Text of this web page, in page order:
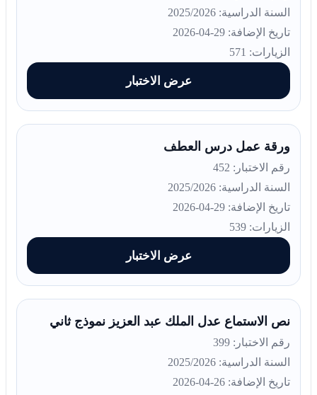
السنة الدراسية: 2025/2026
تاريخ الإضافة: 29-04-2026
الزيارات: 571
عرض الاختبار
ورقة عمل درس العطف
رقم الاختبار: 452
السنة الدراسية: 2025/2026
تاريخ الإضافة: 29-04-2026
الزيارات: 539
عرض الاختبار
نص الاستماع عدل الملك عبد العزيز نموذج ثاني
رقم الاختبار: 399
السنة الدراسية: 2025/2026
تاريخ الإضافة: 26-04-2026